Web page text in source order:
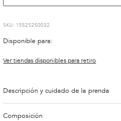
: 1552S250032
Disponible para:
Ver tiendas disponibles para retiro
Descripción y cuidado de la prenda
Composición